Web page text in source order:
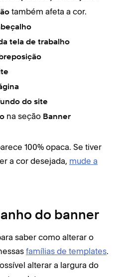
também afeta a cor.
tela de trabalho
do site
na seção Banner
100% opaca. Se tiver
a cor desejada, mude a
do banner
saber como alterar o
famílias de templates.
alterar a largura do